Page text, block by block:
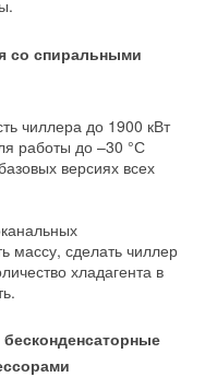
со спиральными
чиллера до 1900 кВт
работы до –30 °С
версиях всех
массу, сделать чиллер
хладагента в
ценными
заграницу от
призов от компании
итоги ежегодного
Экспертное жюри
высокого уровня и на
поедет на завод
выберут сами
путем голосования.
производители
министры
14%-ной доли топлива
му году.
установку,
энергию
одним общим